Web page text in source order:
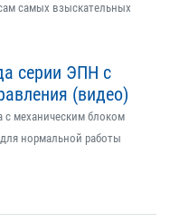
самых взыскательных
серии ЭПН с
(видео)
с механическим блоком
нормальной работы